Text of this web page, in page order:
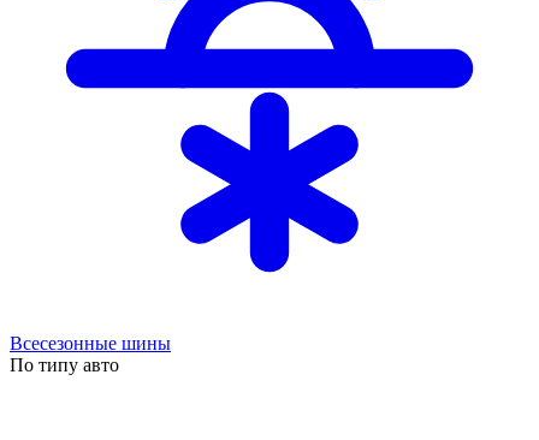
Всесезонные шины
По типу авто